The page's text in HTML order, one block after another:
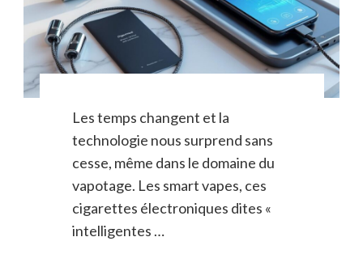
Les temps changent et la
technologie nous surprend sans
cesse, même dans le domaine du
vapotage. Les smart vapes, ces
cigarettes électroniques dites «
intelligentes …